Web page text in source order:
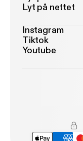
Lyt på nettet
Instagram
Tiktok
Youtube